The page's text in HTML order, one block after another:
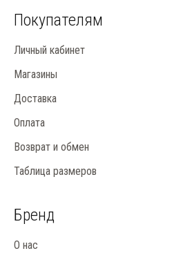
А на отдельной странице мы собираем для вас
нашего бренда.
Покупателям
Личный кабинет
Магазины
Доставка
Оплата
Возврат и обмен
Таблица размеров
Бренд
О нас